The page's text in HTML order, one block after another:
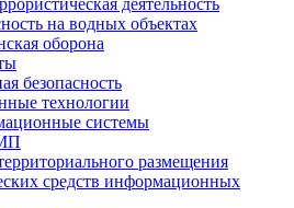
деятельность
на водных объектах
оборона
безопасность
технологии
системы
размещения
средств информационных